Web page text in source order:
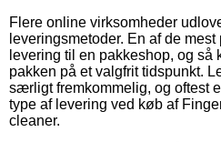
Flere online virksomheder
leveringsmetoder. En af de
levering til en pakkeshop, og så
pakken på et valgfrit tidspunkt.
særligt fremkommelig, og oftest
type af levering ved køb af
cleaner.